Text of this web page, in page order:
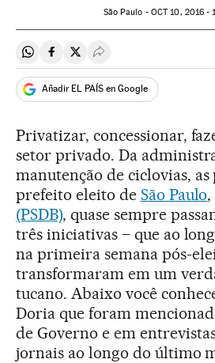
São Paulo - OCT10, 2016 -
Compartir en Whatsapp
Compartir en Facebook
Compartir en Twitter
Desplegar Redes
Añadir EL PAÍS en Google
Privatizar, concessionar,
setor privado. Da
manutenção de ciclovias,
prefeito eleito de São Paulo,
(PSDB), quase sempre
três iniciativas – que ao
na primeira semana pós-
transformaram em um
tucano. Abaixo você
Doria que foram
de Governo e em
jornais ao longo do último